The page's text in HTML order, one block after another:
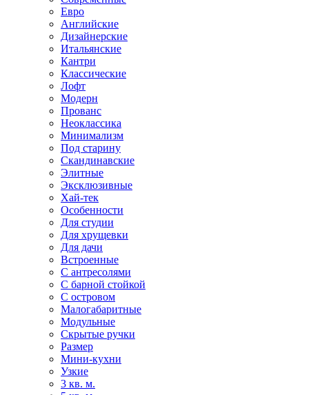
Евро
Английские
Дизайнерские
Итальянские
Кантри
Классические
Лофт
Модерн
Прованс
Неоклассика
Минимализм
Под старину
Скандинавские
Элитные
Эксклюзивные
Хай-тек
Особенности
Для студии
Для хрущевки
Для дачи
Встроенные
С антресолями
С барной стойкой
С островом
Малогабаритные
Модульные
Скрытые ручки
Размер
Мини-кухни
Узкие
3 кв. м.